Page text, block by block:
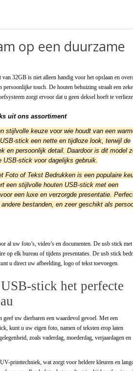
op een duurzame
32GB is niet alleen handig voor het opslaan en
persoonlijke touch. De houten behuizing straalt een
zorgt ervoor dat u geen deksel hoeft te
uit ons assortiment
stijlvolle keuze voor wie houdt van een
stick een nette en tijdloze look, terwijl de
en persoonlijk detail. Daardoor is dit model
stick voor dagelijks gebruik.
Foto of Tekst Bedrukken is een populaire
een stijlvolle houten USB-stick met een
een luxe en verzorgde presentatie.
bestanden, en zeer geschikt als
al uw foto’s, video’s en documenten. De usb stick met
op elk bureau of tijdens presentaties. De usb stick
u direct uw afbeelding, logo of tekst toevoegen.
stick het perfecte
uw dierbaren een waardevol gevoel. Met een
kunt u uw eigen foto, namen of teksten erop laten
zoals vaderdag, moederdag, verjaardagen en
printtechniek, wat zorgt voor heldere kleuren en